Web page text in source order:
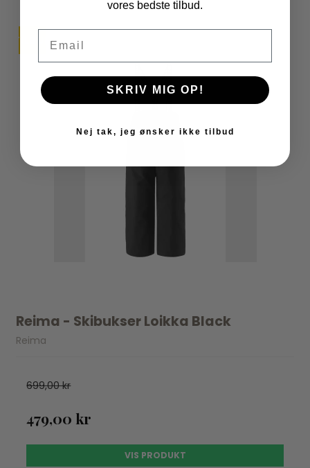
TILBUD
Reima - Skibukser Loikka Black
Reima
699,00 kr
479,00 kr
VIS PRODUKT
vores bedste tilbud.
SKRIV MIG OP!
Nej tak, jeg ønsker ikke tilbud